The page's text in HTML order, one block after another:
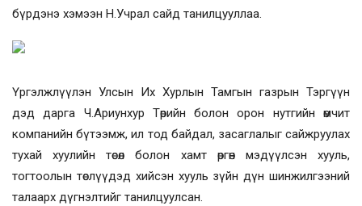
бүрдэнэ хэмээн Н.Учрал сайд танилцууллаа.
Үргэлжлүүлэн Улсын Их Хурлын Тамгын газрын Тэргүүн
дэд дарга Ч.Ариунхур Төрийн болон орон нутгийн өмчит
компанийн бүтээмж, ил тод байдал, засаглалыг сайжруулах
тухай хуулийн төсөл болон хамт өргөн мэдүүлсэн хууль,
тогтоолын төслүүдэд хийсэн хууль зүйн дүн шинжилгээний
талаарх дүгнэлтийг танилцуулсан.